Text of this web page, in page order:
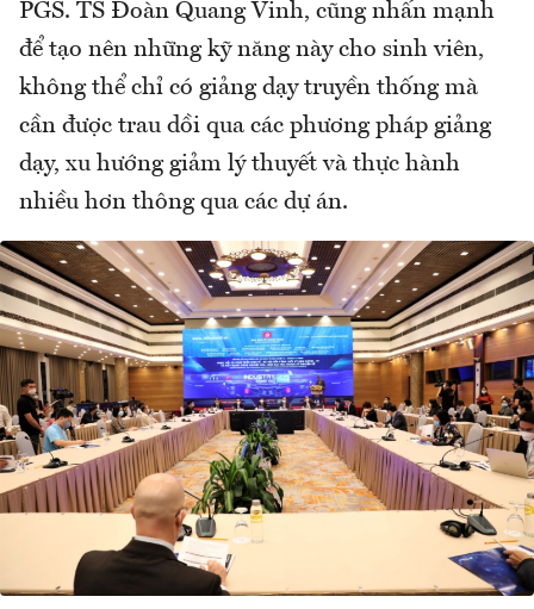
PGS. TS Đoàn Quang Vinh, cũng nhấn mạnh
để tạo nên những kỹ năng này cho sinh viên,
không thể chỉ có giảng dạy truyền thống mà
cần được trau dồi qua các phương pháp giảng
dạy, xu hướng giảm lý thuyết và thực hành
nhiều hơn thông qua các dự án.